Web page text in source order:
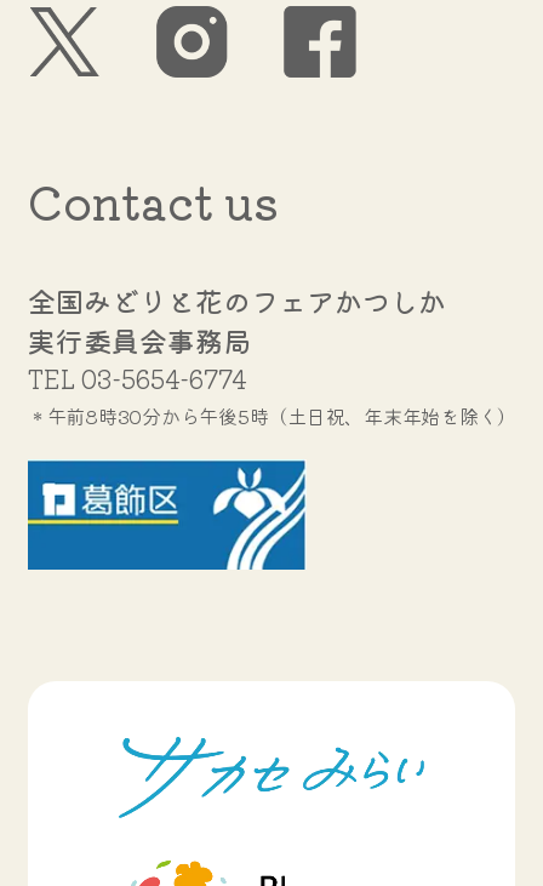
Contact us
全国みどりと花のフェアかつしか
実行委員会事務局
TEL 03-5654-6774
＊午前8時30分から午後5時（土日祝、年末年始を除く）